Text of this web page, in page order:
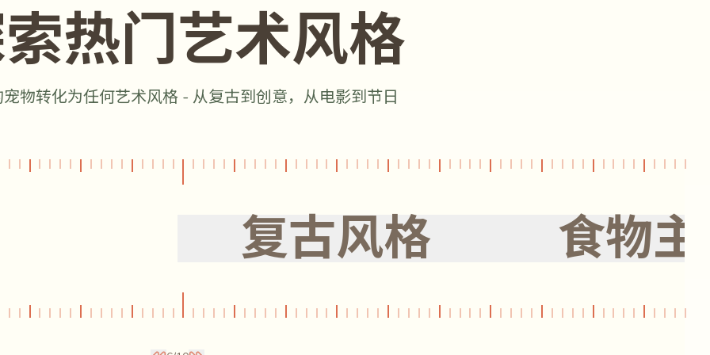
热门艺术风格
物转化为任何艺术风格 - 从复古到创意，从电影到节日
复古风格 食物